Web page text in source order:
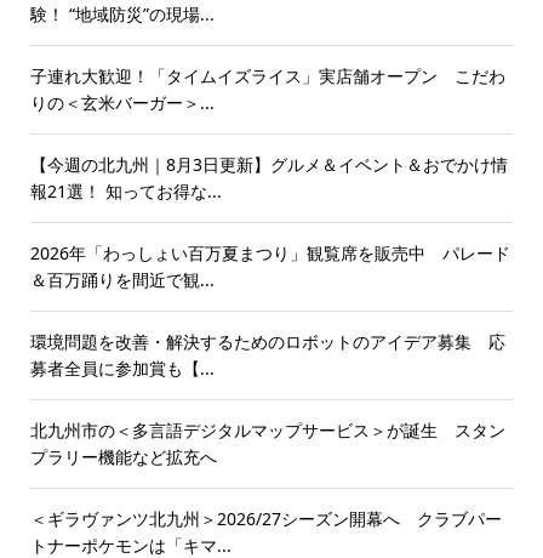
験！ “地域防災”の現場...
子連れ大歓迎！「タイムイズライス」実店舗オープン こだわ
りの＜玄米バーガー＞...
【今週の北九州｜8月3日更新】グルメ＆イベント＆おでかけ情
報21選！ 知ってお得な...
2026年「わっしょい百万夏まつり」観覧席を販売中 パレード
＆百万踊りを間近で観...
環境問題を改善・解決するためのロボットのアイデア募集 応
募者全員に参加賞も【...
北九州市の＜多言語デジタルマップサービス＞が誕生 スタン
プラリー機能など拡充へ
＜ギラヴァンツ北九州＞2026/27シーズン開幕へ クラブパー
トナーポケモンは「キマ...